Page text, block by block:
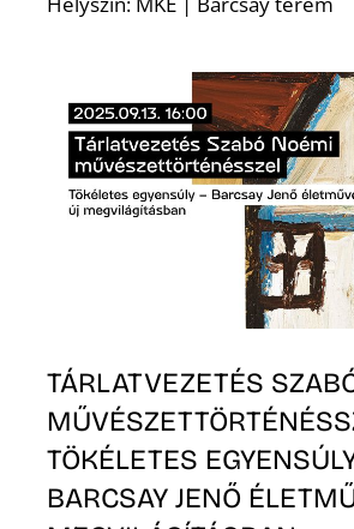
TÁRLATVEZETÉS
TÖKÉLETES
BARCSAY JENŐ